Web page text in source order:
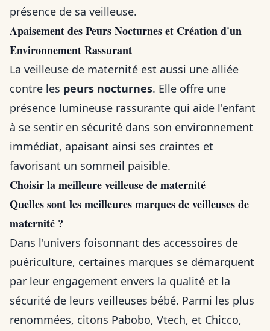
présence de sa veilleuse.
Apaisement des Peurs Nocturnes et Création d'un
Environnement Rassurant
La veilleuse de maternité est aussi une alliée
contre les peurs nocturnes. Elle offre une
présence lumineuse rassurante qui aide l'enfant
à se sentir en sécurité dans son environnement
immédiat, apaisant ainsi ses craintes et
favorisant un sommeil paisible.
Choisir la meilleure veilleuse de maternité
Quelles sont les meilleures marques de veilleuses de
maternité ?
Dans l'univers foisonnant des accessoires de
puériculture, certaines marques se démarquent
par leur engagement envers la qualité et la
sécurité de leurs veilleuses bébé. Parmi les plus
renommées, citons Pabobo, Vtech, et Chicco,